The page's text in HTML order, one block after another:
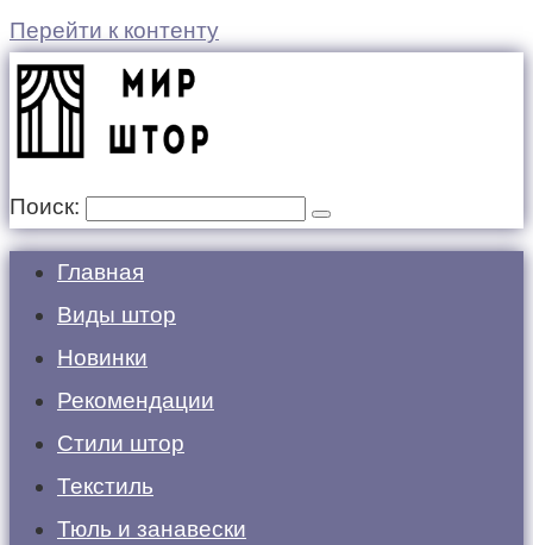
Перейти к контенту
Поиск:
Главная
Виды штор
Новинки
Рекомендации
Стили штор
Текстиль
Тюль и занавески